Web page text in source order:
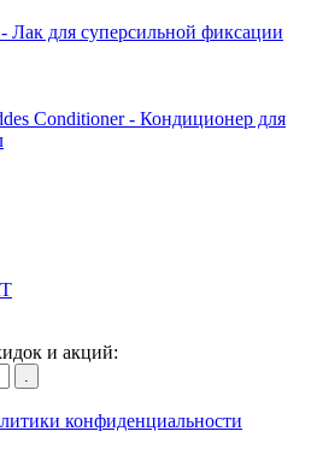
Лак для суперсильной фиксации
Conditioner - Кондиционер для
и акций:
конфиденциальности